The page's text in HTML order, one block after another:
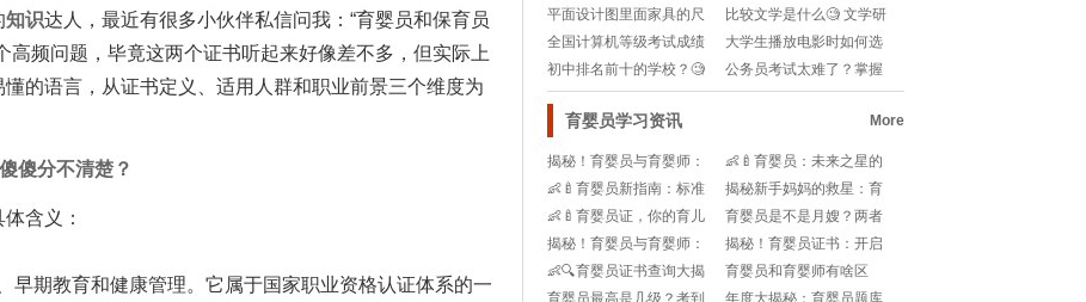
知识达人，最近有很多小伙伴私信问我：“育婴员和保育员
高频问题，毕竟这两个证书听起来好像差不多，但实际上
的语言，从证书定义、适用人群和职业前景三个维度为
傻分不清楚？
含义：
早期教育和健康管理。它属于国家职业资格认证体系的一
单词发音指南pho
问难题！ 해
平面设计图里面家具的尺
寸是多少🧐如何正确
比较文学是什么🧐 文学研
究的新视角，快来
全国计算机等级考试成绩
怎么查？官网查询步
大学生播放电影时如何选
择教育意义深刻的影
初中排名前十的学校？🧐
如何选择适合孩子的
公务员考试太难了？掌握
这些“法术”轻松上
育婴员学习资讯 More
揭秘！育婴员与育婴师：
谁才是宝宝成长的小天
使？👼📚
👶🍼育婴员：未来之星的
职业展望🌟
👶🍼育婴员新指南：标准
升级，宝宝成长守护者🌟
揭秘新手妈妈的救星：育
婴员的等级划分🔍👶
👶🍼育婴员证，你的育儿
路上第一站！🔍官方网站
速查指南!
育婴员是不是月嫂？两者
区别在哪里？新手妈妈必
看！
揭秘！育婴员与育婴师：
工作差异与薪酬解析👶🍼💰
揭秘！育婴员证书：开启
亲子世界的大门🔑👶!
👶🔍育婴员证书查询大揭
秘：在线轻松get你的专业
育婴员和育婴师有啥区
别？考证选哪个更吃香？
育婴员最高是几级？考到
年度大揭秘：育婴员题库